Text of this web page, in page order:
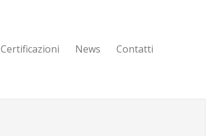
Certificazioni News Contatti